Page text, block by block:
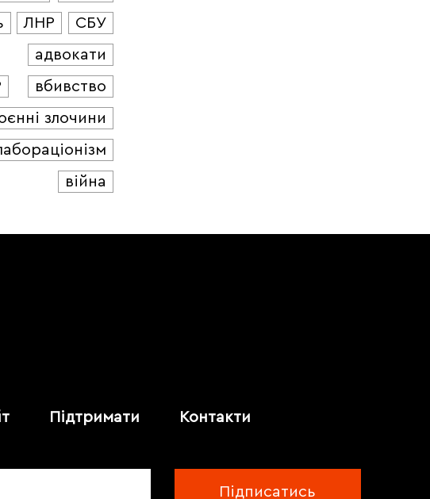
ЛНР
СБУ
адвокати
вбивство
злочини
війна
Підтримати Контакти